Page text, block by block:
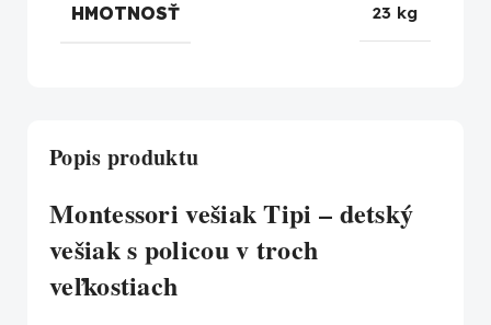
Popis produktu
Montessori vešiak Tipi – detský
vešiak s policou v troch
veľkostiach
HMOTNOSŤ 23 kg